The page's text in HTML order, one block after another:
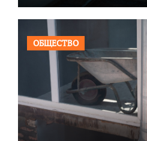
ОБЩЕСТВО